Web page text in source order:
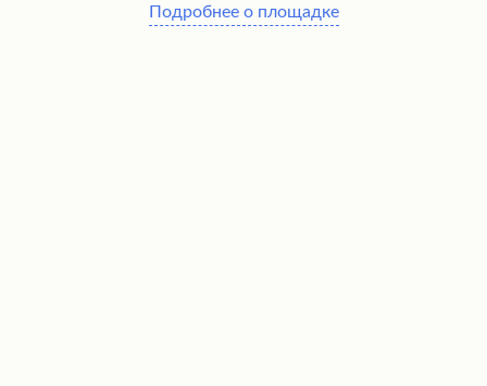
персонала, который учитывает все пожелания гостей.
Подробнее о площадке